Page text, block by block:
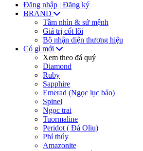
Đăng nhập | Đăng ký
BRAND
Tầm nhìn & sứ mệnh
Giá trị cốt lõi
Bộ nhận diện thương hiệu
Có gì mới
Xem theo đá quý
Diamond
Ruby
Sapphire
Emerad (Ngọc lục bảo)
Spinel
Ngọc trai
Tuormaline
Peridot ( Đá Oliu)
Phỉ thúy
Amazonite